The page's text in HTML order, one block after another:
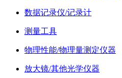
数据记录仪/记录计
测量工具
物理性能/物理量测定仪器
放大镜/其他光学仪器